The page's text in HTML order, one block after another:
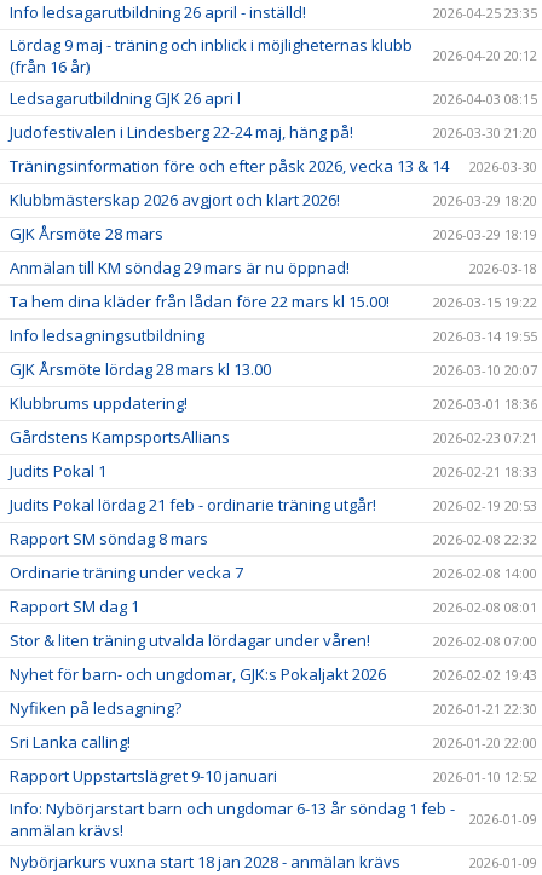
Info ledsagarutbildning 26 april - inställd! 2026-04-25 23:35
Lördag 9 maj - träning och inblick i möjligheternas klubb
(från 16 år)
2026-04-20 20:12
Ledsagarutbildning GJK 26 apri l 2026-04-03 08:15
Judofestivalen i Lindesberg 22-24 maj, häng på! 2026-03-30 21:20
Träningsinformation före och efter påsk 2026, vecka 13 & 14 2026-03-30
Klubbmästerskap 2026 avgjort och klart 2026! 2026-03-29 18:20
GJK Årsmöte 28 mars 2026-03-29 18:19
Anmälan till KM söndag 29 mars är nu öppnad! 2026-03-18
Ta hem dina kläder från lådan före 22 mars kl 15.00! 2026-03-15 19:22
Info ledsagningsutbildning 2026-03-14 19:55
GJK Årsmöte lördag 28 mars kl 13.00 2026-03-10 20:07
Klubbrums uppdatering! 2026-03-01 18:36
Gårdstens KampsportsAllians 2026-02-23 07:21
Judits Pokal 1 2026-02-21 18:33
Judits Pokal lördag 21 feb - ordinarie träning utgår! 2026-02-19 20:53
Rapport SM söndag 8 mars 2026-02-08 22:32
Ordinarie träning under vecka 7 2026-02-08 14:00
Rapport SM dag 1 2026-02-08 08:01
Stor & liten träning utvalda lördagar under våren! 2026-02-08 07:00
Nyhet för barn- och ungdomar, GJK:s Pokaljakt 2026 2026-02-02 19:43
Nyfiken på ledsagning? 2026-01-21 22:30
Sri Lanka calling! 2026-01-20 22:00
Rapport Uppstartslägret 9-10 januari 2026-01-10 12:52
Info: Nybörjarstart barn och ungdomar 6-13 år söndag 1 feb -
anmälan krävs!
2026-01-09
Nybörjarkurs vuxna start 18 jan 2028 - anmälan krävs 2026-01-09